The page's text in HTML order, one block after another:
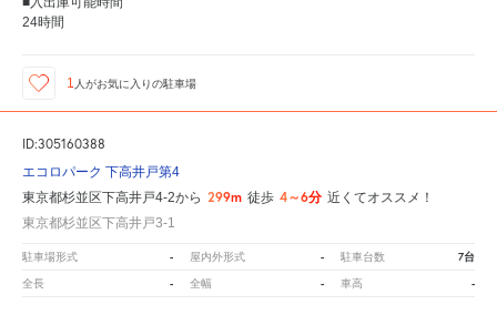
24時間
1 人がお気に入りの駐車場
ID:305160388
エコロパーク 下高井戸第4
東京都杉並区下高井戸4-2から 299m 徒歩 4～6分 近くてオススメ！
東京都杉並区下高井戸3-1
駐車場形式 - 屋内外形式 - 駐車台数 7台
全長 - 全幅 - 車高 -